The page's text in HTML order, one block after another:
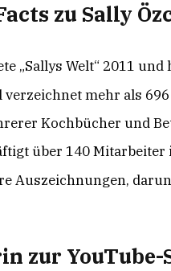
zu Sally
„Sallys Welt“ 2011
verzeichnet mehr als
Kochbücher und
über 140
Auszeichnungen,
zur YouTube-